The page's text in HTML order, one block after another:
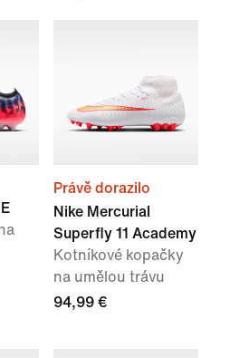
Právě dorazilo
Nike Mercurial
Superfly 11 Academy
Kotníkové kopačky
na umělou trávu
94,99 €